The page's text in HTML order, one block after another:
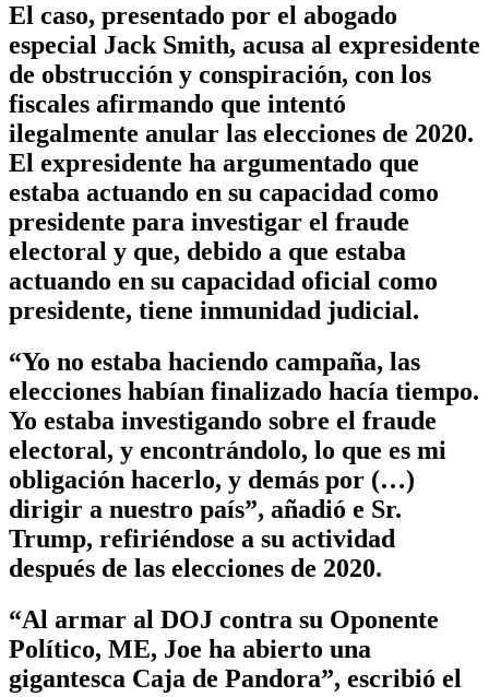
El caso, presentado por el abogado
especial Jack Smith, acusa al expresidente
de obstrucción y conspiración, con los
fiscales afirmando que intentó
ilegalmente anular las elecciones de 2020.
El expresidente ha argumentado que
estaba actuando en su capacidad como
presidente para investigar el fraude
electoral y que, debido a que estaba
actuando en su capacidad oficial como
presidente, tiene inmunidad judicial.
“Yo no estaba haciendo campaña, las
elecciones habían finalizado hacía tiempo.
Yo estaba investigando sobre el fraude
electoral, y encontrándolo, lo que es mi
obligación hacerlo, y demás por (…)
dirigir a nuestro país”, añadió e Sr.
Trump, refiriéndose a su actividad
después de las elecciones de 2020.
“Al armar al DOJ contra su Oponente
Político, ME, Joe ha abierto una
gigantesca Caja de Pandora”, escribió el